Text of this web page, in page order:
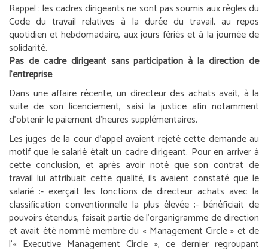
Rappel :les cadres dirigeants ne sont pas soumis aux règles du
Code du travail relatives à la durée du travail, au repos
quotidien et hebdomadaire, aux jours fériés et à la journée de
solidarité.
Pas de cadre dirigeant sans participation à la direction de
l’entreprise
Dans une affaire récente, un directeur des achats avait, à la
suite de son licenciement, saisi la justice afin notamment
d’obtenir le paiement d’heures supplémentaires.
Les juges de la cour d’appel avaient rejeté cette demande au
motif que le salarié était un cadre dirigeant. Pour en arriver à
cette conclusion, et après avoir noté que son contrat de
travail lui attribuait cette qualité, ils avaient constaté que le
salarié :- exerçait les fonctions de directeur achats avec la
classification conventionnelle la plus élevée ;- bénéficiait de
pouvoirs étendus, faisait partie de l’organigramme de direction
et avait été nommé membre du « Management Circle » et de
l’« Executive Management Circle », ce dernier regroupant